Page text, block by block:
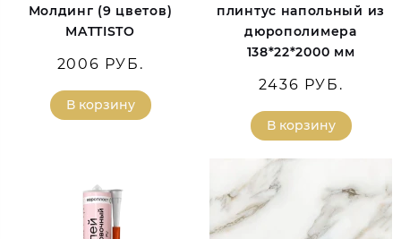
Молдинг (9 цветов)
MATTISTO
2006 РУБ.
В корзину
плинтус напольный из
дюрополимера
138*22*2000 мм
2436 РУБ.
В корзину